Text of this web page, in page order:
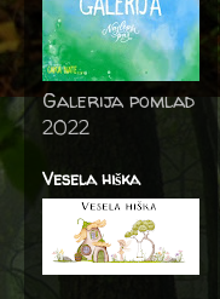
Galerija pomlad
2022
Vesela hiška